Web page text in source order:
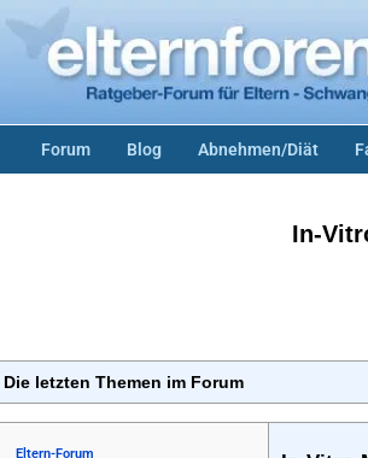
Forum Blog Abnehmen/Diät
In-
Die letzten Themen im Forum
Eltern-Forum